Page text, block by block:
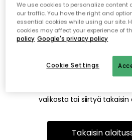
Emme
etsimääsi
Tämä voi johtua siitä, että sivua ei
on siirretty muualle.
valikosta tai siirtyä takaisin
Takaisin
We use cookies to personalize
our traffic. You have the right and
essential cookies while using our site.
cookies may affect your experience of
policy Google's privacy policy
Cookie Settings